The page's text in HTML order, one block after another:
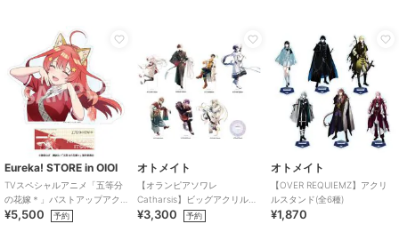
Eureka! STORE in OIOI
TVスペシャルアニメ「五等分
の花嫁＊」バストアップアク
リルメガスタンド 五月
¥5,500 予約
オトメイト
【オランピアソワレ
Catharsis】ビッグアクリルス
タンド(全7種)
¥3,300 予約
オトメイト
【OVER REQUIEMZ】アクリ
ルスタンド(全6種)
¥1,870